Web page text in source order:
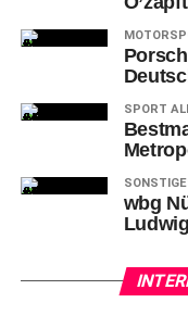
SPORT
wbg